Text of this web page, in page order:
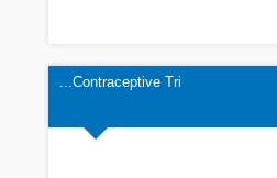
Contraceptive Tri...